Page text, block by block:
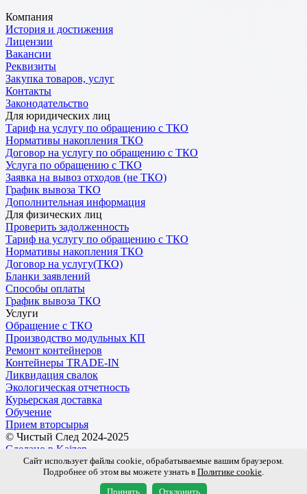
Компания
История и достижения
Лицензии
Вакансии
Реквизиты
Закупка товаров, услуг
Контакты
Законодательство
Для юридических лиц
Тариф на услугу по обращению с ТКО
Нормативы накопления ТКО
Договор на услугу по обращению с ТКО
Услуга по обращению с ТКО
Заявка на вывоз отходов (не ТКО)
График вывоза ТКО
Дополнительная информация
Для физических лиц
Проверить задолженность
Тариф на услугу по обращению с ТКО
Нормативы накопления ТКО
Договор на услугу(ТКО)
Бланки заявлений
Способы оплаты
График вывоза ТКО
Услуги
Обращение с ТКО
Производство модульных КП
Ремонт контейнеров
Контейнеры TRADE-IN
Ликвидация свалок
Экологическая отчетность
Курьерская доставка
Обучение
Прием вторсырья
© Чистый След 2024-2025
Сделано в Kaizen
Обработка персональных данных
Пользовательское соглашение
Сайт использует файлы cookie, обрабатываемые вашим браузером.
Подробнее об этом вы можете узнать в Политике cookie.
Принять Отклонить